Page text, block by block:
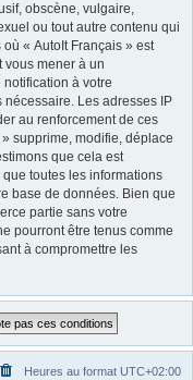
obscène, vulgaire,
ou tout autre contenu qui
« AutoIt Français » est
vous mener à un
à votre
nécessaire. Les adresses IP
au renforcement de ces
supprime, modifie, déplace
que cela est
toutes les informations
base de données. Bien que
partie sans votre
pourront être tenus comme
à compromettre les
Heures au format UTC+02:00